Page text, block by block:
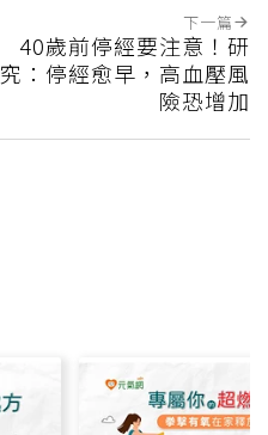
下一篇
40歲前停經要注意！研
究：停經愈早，高血壓風
險恐增加